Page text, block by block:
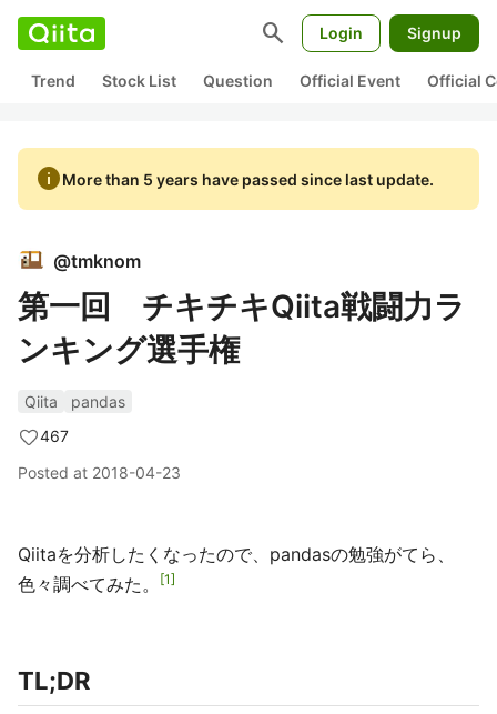
search Login Signup
Trend Stock List Question Official Event Official
infoMore than 5 years have passed since last update.
@tmknom
第一回 チキチキQiita戦闘力ラ
ンキング選手権
Qiita
pandas
467
Posted at 2018-04-23
Qiitaを分析したくなったので、pandasの勉強がてら、
色々調べてみた。
1
TL;DR